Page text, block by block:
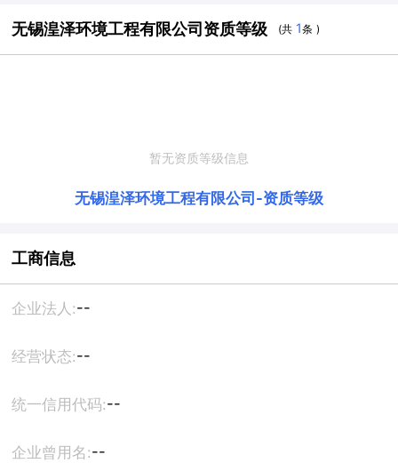
无锡湟泽环境工程有限公司资质等级 (共 1条 )
暂无资质等级信息
无锡湟泽环境工程有限公司 -资质等级
工商信息
企业法人:--
经营状态:--
统一信用代码:--
企业曾用名:--